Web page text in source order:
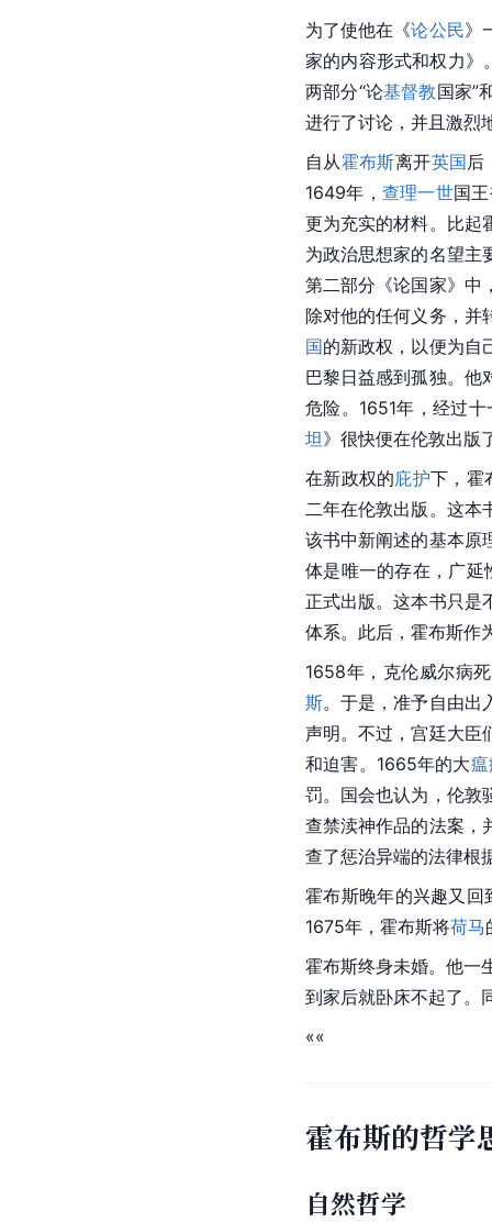
为了使他在《论公民》
家的内容形式和权力》
两部分“论基督教国家”
进行了讨论，并且激烈
自从霍布斯离开英国后
1649年， 查理一世国
更为充实的材料。比起
为政治思想家的名望主
第二部分《论国家》中
除对他的任何义务，并
国的新政权，以便为自
巴黎日益感到孤独。他
危险。1651年，经过
坦》很快便在伦敦出版
在新政权的庇护下， 霍
二年在伦敦出版。这本
该书中新阐述的基本原
体是唯一的存在，广延
正式出版。这本书只是
体系。此后，霍布斯作
1658年， 克伦威尔病
斯。于是，准予自由出
声明。不过，宫廷大臣
和迫害。1665年的大
罚。 国会也认为，伦敦
查禁渎神作品的法案，
查了惩治异端的法律根
霍布斯晚年的兴趣又
1675年，霍布斯将荷马
霍布斯终身未婚。他一
到家后就卧床不起了。
««
霍布斯的哲学
自然哲学